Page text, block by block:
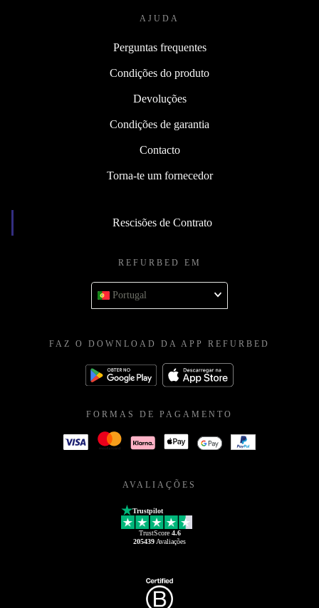
AJUDA
Perguntas frequentes
Condições do produto
Devoluções
Condições de garantia
Contacto
Torna-te um fornecedor
Rescisões de Contrato
REFURBED EM
Portugal
FAZ O DOWNLOAD DA APP REFURBED
FORMAS DE PAGAMENTO
AVALIAÇÕES
Trustpilot
TrustScore 4.6
205439 Avaliações